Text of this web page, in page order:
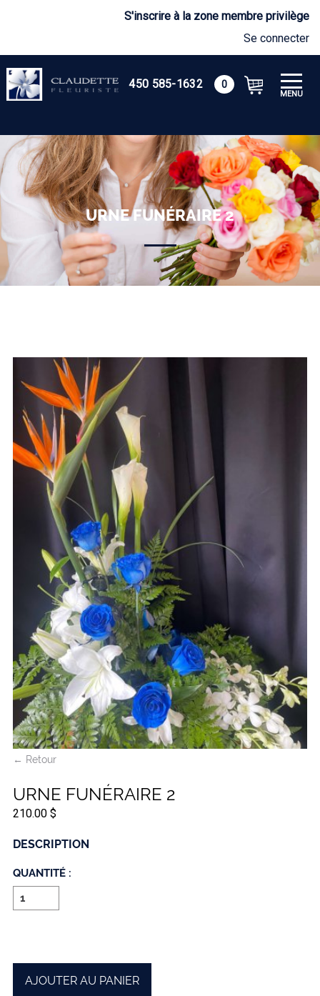
S'inscrire à la zone membre privilège
Se connecter
450 585-1632 0
URNE FUNÉRAIRE 2
MENU
← Retour
URNE FUNÉRAIRE 2
210.00 $
DESCRIPTION
QUANTITÉ :
AJOUTER AU PANIER